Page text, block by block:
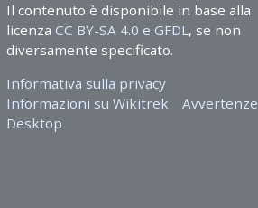
Il contenuto è disponibile in base alla
licenza CC BY-SA 4.0 e GFDL, se non
diversamente specificato.
Informativa sulla privacy
Informazioni su Wikitrek
Avvertenze
Desktop